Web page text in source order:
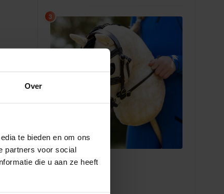
Over
te bieden en om ons
partners voor social
die u aan ze heeft
3
Hobby Horse